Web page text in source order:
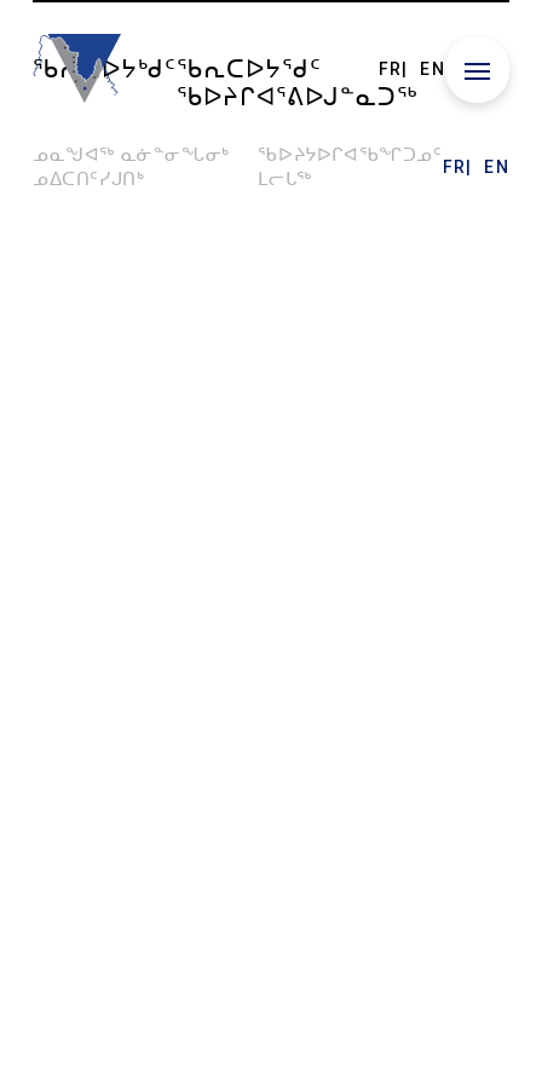
FR EN
ᖃᕆᑕᐅᔭᒃᑯᑦᖃᕆᑕᐅᔭᕐᑯᑦ
ᖃᐅᔨᒋᐊᕐᕕᐅᒍᓐᓇᑐᖅ
ᓄᓇᖑᐊᖅ ᓇᓃᓐᓂᖓᓂᒃ
ᓄᐃᑕᑎᑦᓯᒍᑎᒃ
ᖃᐅᔨᔭᐅᒋᐊᖃᖏᑐᓄᑦ
ᒪᓕᒐᖅ
FR EN